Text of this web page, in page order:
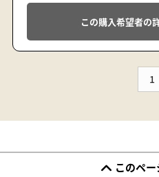
この購入希望者の
1
このペ